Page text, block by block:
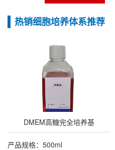
热销细胞培养体系推荐
DMEM高糖完全培养基
产品规格：500ml